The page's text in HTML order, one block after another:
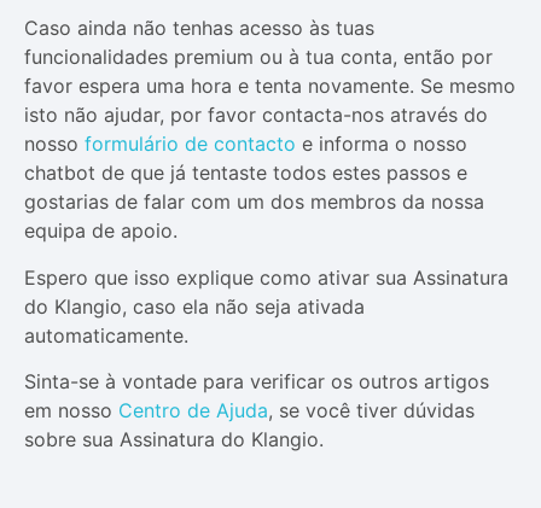
Caso ainda não tenhas acesso às tuas
funcionalidades premium ou à tua conta, então por
favor espera uma hora e tenta novamente. Se mesmo
isto não ajudar, por favor contacta-nos através do
nosso formulário de contacto e informa o nosso
chatbot de que já tentaste todos estes passos e
gostarias de falar com um dos membros da nossa
equipa de apoio.
Espero que isso explique como ativar sua Assinatura
do Klangio, caso ela não seja ativada
automaticamente.
Sinta-se à vontade para verificar os outros artigos
em nosso Centro de Ajuda, se você tiver dúvidas
sobre sua Assinatura do Klangio.